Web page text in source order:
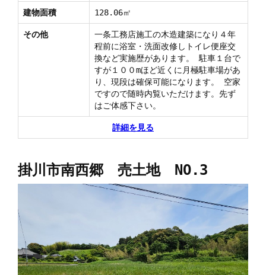
建物面積 128.06㎡
その他
一条工務店施工の木造建築になり４年
程前に浴室・洗面改修しトイレ便座交
換など実施歴があります。 駐車１台で
すが１００mほど近くに月極駐車場があ
り、現段は確保可能になります。 空家
ですので随時内覧いただけます。先ず
はご体感下さい。
詳細を見る
掛川市南西郷 売土地 NO.3